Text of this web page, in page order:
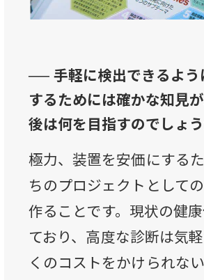
── 手軽に検出できるよ
するためには確かな知見
後は何を目指すのでしょう
極力、装置を安価にする
ちのプロジェクトとして
作ることです。現状の健
ており、高度な診断は気
くのコストをかけられな